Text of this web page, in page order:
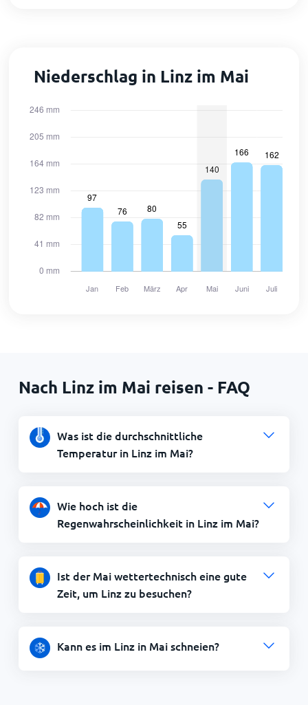
Niederschlag in Linz im Mai
Nach Linz im Mai reisen - FAQ
Was ist die durchschnittliche
Temperatur in Linz im Mai?
Wie hoch ist die
Regenwahrscheinlichkeit in Linz im Mai?
Ist der Mai wettertechnisch eine gute
Zeit, um Linz zu besuchen?
Kann es im Linz in Mai schneien?